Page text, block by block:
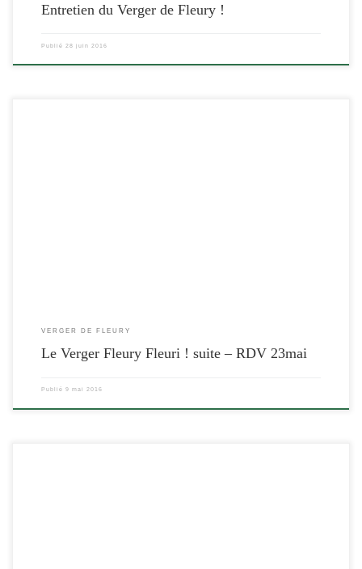
Entretien du Verger de Fleury !
Publié 28 juin 2016
VERGER DE FLEURY
Le Verger Fleury Fleuri ! suite – RDV 23mai
Publié 9 mai 2016